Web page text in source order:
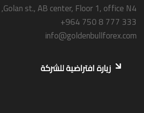
st., AB center, Floor 1, office N4
+964 750 8 777 333
info@goldenbullforex.com
زيارة افتراضية للشركة